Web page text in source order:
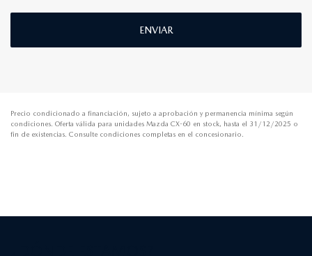
ENVIAR
Precio condicionado a financiación, sujeto a aprobación y permanencia mínima según
condiciones. Oferta válida para unidades Mazda CX-60 en stock, hasta el 31/12/2025 o
fin de existencias. Consulte condiciones completas en el concesionario.